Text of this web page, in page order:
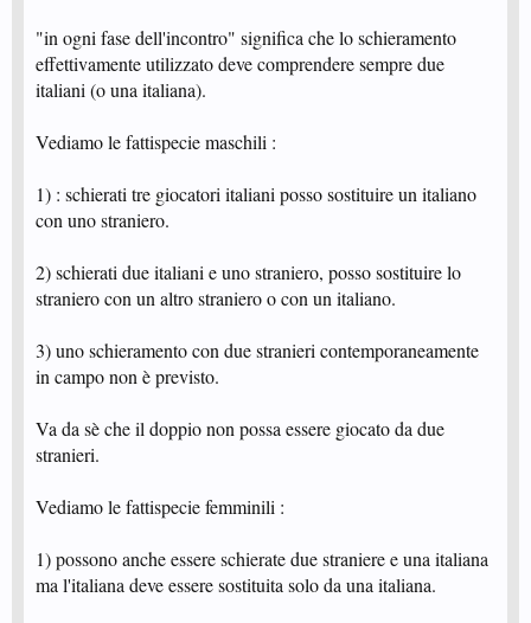
"in ogni fase dell'incontro" significa che lo schieramento
effettivamente utilizzato deve comprendere sempre due
italiani (o una italiana).
Vediamo le fattispecie maschili :
1) : schierati tre giocatori italiani posso sostituire un italiano
con uno straniero.
2) schierati due italiani e uno straniero, posso sostituire lo
straniero con un altro straniero o con un italiano.
3) uno schieramento con due stranieri contemporaneamente
in campo non è previsto.
Va da sè che il doppio non possa essere giocato da due
stranieri.
Vediamo le fattispecie femminili :
1) possono anche essere schierate due straniere e una italiana
ma l'italiana deve essere sostituita solo da una italiana.